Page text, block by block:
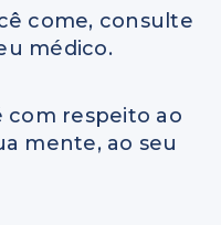
come, consulte
médico.
com respeito ao
mente, ao seu